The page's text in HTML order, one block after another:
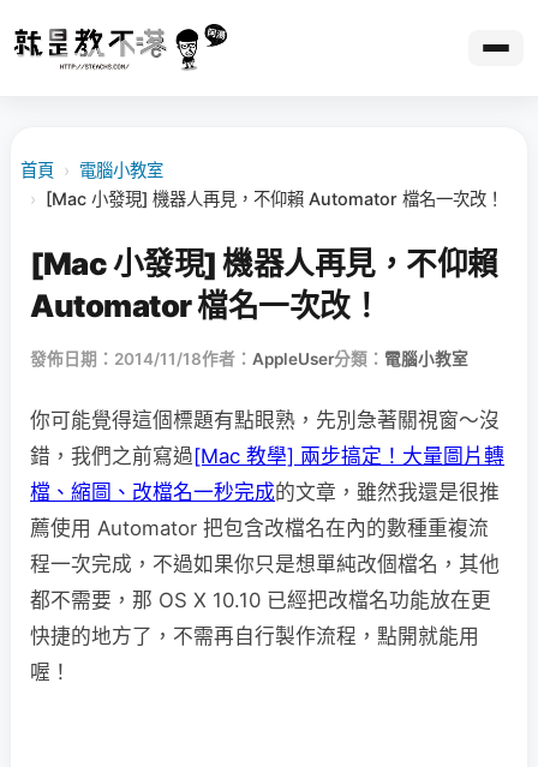
首頁 › 電腦小教室
›
[Mac 小發現] 機器人再見，不仰賴 Automator 檔名一次改！
[Mac 小發現] 機器人再見，不仰賴
Automator 檔名一次改！
發佈日期：2014/11/18作者： AppleUser分類： 電腦小教室
你可能覺得這個標題有點眼熟，先別急著關視窗～沒
錯，我們之前寫過[Mac 教學] 兩步搞定！大量圖片轉
檔、縮圖、改檔名一秒完成的文章，雖然我還是很推
薦使用 Automator 把包含改檔名在內的數種重複流
程一次完成，不過如果你只是想單純改個檔名，其他
都不需要，那 OS X 10.10 已經把改檔名功能放在更
快捷的地方了，不需再自行製作流程，點開就能用
喔！